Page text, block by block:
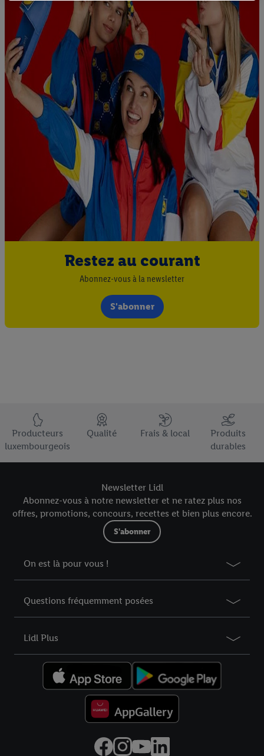
Restez au courant
Abonnez-vous à la newsletter
S'abonner
Élément du pied de page avec les USPs de Lidl Luxembourg
Producteurs
luxembourgeois
Qualité Frais & local
Produits
durables
Newsletter Lidl
Abonnez-vous à notre newsletter et ne ratez plus nos
offres, promotions, concours, recettes et bien plus encore.
S'abonner
On est là pour vous !
Questions fréquemment posées
Lidl Plus
traitement des données.
En cliquant sur « Refuser », vous pouvez autoriser uniquement
l’utilisation des technologies nécessaires. En cliquant sur «
Accepter », vous autorisez tous les traitements pour toutes les
finalités susmentionnées. Vous trouverez de plus amples
informations sur la durée de conservation des données et votre
droit de révoquer votre consentement à tout moment avec effet
pour l’avenir dans notredéclaration relative à la protection des
données
Vous trouverez les impressions ici.